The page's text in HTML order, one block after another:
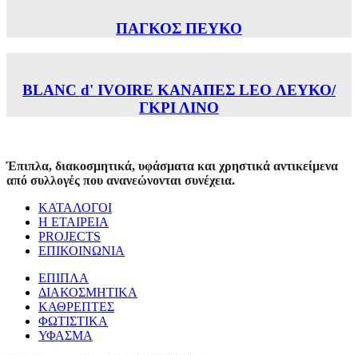
ΠΑΓΚΟΣ ΠΕΥΚΟ
BLANC d' IVOIRE ΚΑΝΑΠΕΣ LEO ΛΕΥΚΟ/
ΓΚΡΙ ΛΙΝΟ
Έπιπλα, διακοσμητικά, υφάσματα και χρηστικά αντικείμενα
από συλλογές που ανανεώνονται συνέχεια.
ΚΑΤΑΛΟΓΟΙ
Η ΕΤΑΙΡΕΙΑ
PROJECTS
ΕΠΙΚΟΙΝΩΝΙΑ
ΕΠΙΠΛΑ
ΔΙΑΚΟΣΜΗΤΙΚΑ
ΚΑΘΡΕΠΤΕΣ
ΦΩΤΙΣΤΙΚΑ
ΥΦΑΣΜΑ